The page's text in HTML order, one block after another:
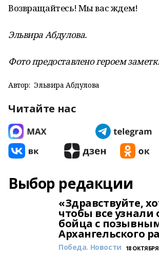
Возвращайтесь! Мы вас ждем!
Эльвира Абдулова.
Фото предоставлено героем
Автор: Эльвира Абдулова
Читайте нас
Выбор редакции
«Здравствуйте,
чтобы все узнали
бойца с
Архангельского
Победа. Новости 18 ОКТЯБРЯ